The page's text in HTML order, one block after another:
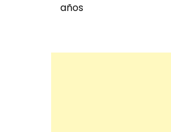
años